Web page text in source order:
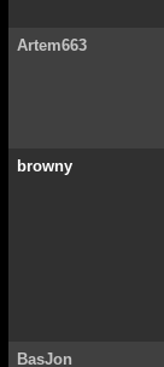
Artem663
browny
BasJon